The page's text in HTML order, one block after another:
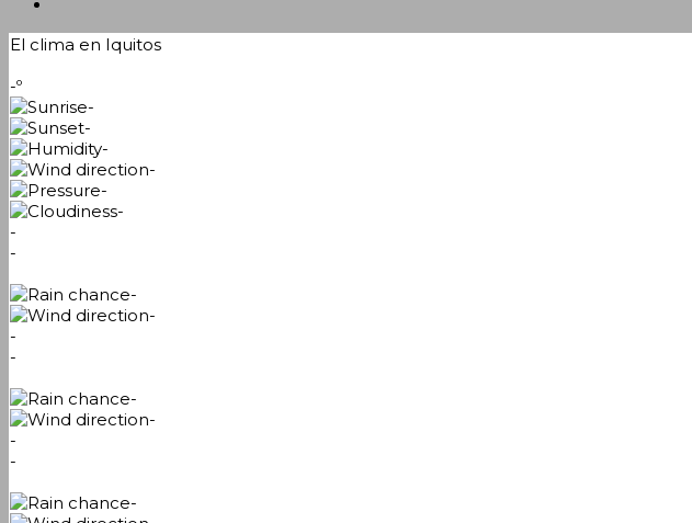
El clima en Iquitos
-º
-
-
-
-
-
-
-
-
-
-
-
-
-
-
-
-
-